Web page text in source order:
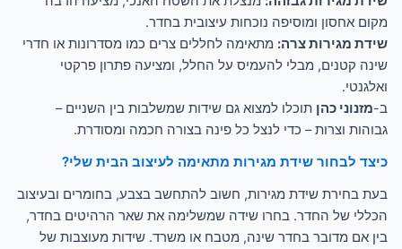
מקום אחסון ומוסיפה נוכחות עיצובית בחדר.
שידת מגירות צרה: מתאימה לחללים צרים כמו מסדרונות או חדרי
שינה קטנים, מבלי להעמיס על החלל, ומציעה פתרון פרקטי
ואלגנטי.
ב-מזנוני כהן תוכלו למצוא גם שידות שמשלבות בין השניים –
גבוהות וצרות – כדי לנצל כל פינה בצורה חכמה ומסודרת.
כיצד לבחור שידת מגירות מתאימה לעיצוב הבית שלי?
בעת בחירת שידת מגירות, חשוב להתחשב בצבע, בחומרים ובעיצוב
הכללי של החדר. בחרו שידה שמשלימה את שאר הרהיטים בחדר,
בין אם מדובר בחדר שינה, מטבח או משרד. שידות מעוצבות של